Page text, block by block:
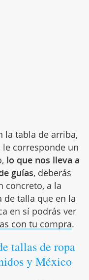
la tabla de arriba,
le corresponde un
lo que nos lleva a
guías, deberás
concreto, a la
de talla que en la
en sí podrás ver
con tu compra.
tallas de ropa
y México